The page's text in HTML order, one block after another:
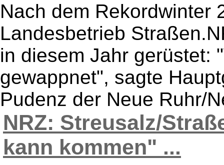
Nach dem Rekordwinter
Landesbetrieb
in diesem Jahr gerüstet:
gewappnet", sagte
Pudenz der Neue Ruhr/
NRZ: Streusalz/
kann kommen" ...